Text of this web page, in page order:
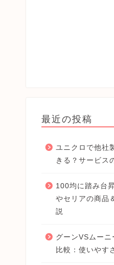
最近の投稿
ユニクロで他社
きる？サービス
100均に踏み台
やセリアの商品
説
グーンVSムー
比較：使いやす